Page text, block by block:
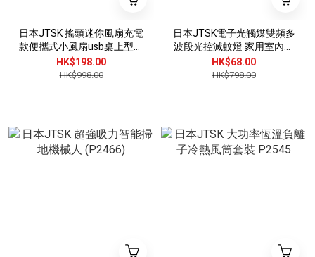
日本JTSK 搖頭迷你風扇充電
款便攜式小風扇usb桌上型風
扇 P3380
HK$198.00
HK$998.00
日本JTSK電子光觸媒雙頻多
波段光控滅蚊燈 家用室內嬰
兒孕婦靜音物理驅蚊捕蚊滅
蚊器 P3430
HK$68.00
HK$798.00